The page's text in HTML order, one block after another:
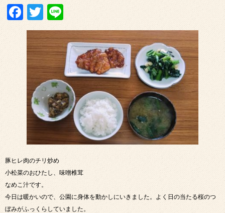
Facebook
Twitter
豚ヒレ肉のチリ炒め
小松菜のおひたし、味噌椎茸
なめこ汁です。
今日は暖かいので、公園に身体を動かしにいきました。よく日の当たる桜のつ
ぼみがふっくらしていました。